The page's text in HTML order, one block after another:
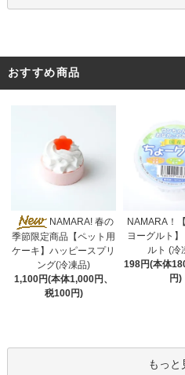
おすすめ商品
NAMARA! 春の
季節限定商品【ペット用
ケーキ】ハッピースプリ
ング(冷凍品)
1,100円(本体1,000円、
税100円)
NAMARA！
ヨーグルト
ルト (冷
198円(本体
円)
もっと